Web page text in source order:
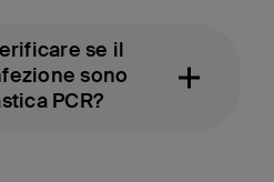
se il
sono
PCR?